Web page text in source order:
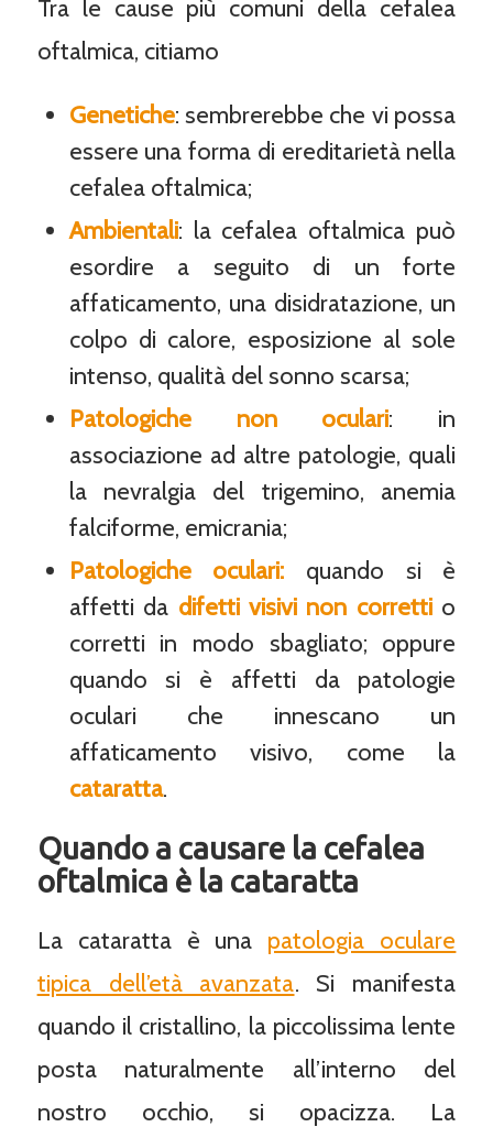
Tra le cause più comuni della cefalea
oftalmica, citiamo
Genetiche: sembrerebbe che vi possa
essere una forma di ereditarietà nella
cefalea oftalmica;
Ambientali: la cefalea oftalmica può
esordire a seguito di un forte
affaticamento, una disidratazione, un
colpo di calore, esposizione al sole
intenso, qualità del sonno scarsa;
Patologiche non oculari: in
associazione ad altre patologie, quali
la nevralgia del trigemino, anemia
falciforme, emicrania;
Patologiche oculari: quando si è
affetti da difetti visivi non correttio
corretti in modo sbagliato; oppure
quando si è affetti da patologie
oculari che innescano un
affaticamento visivo, come la
cataratta.
Quando a causare la cefalea
oftalmica è la cataratta
La cataratta è una patologia oculare
tipica dell’età avanzata. Si manifesta
quando il cristallino, la piccolissima lente
posta naturalmente all’interno del
nostro occhio, si opacizza. La